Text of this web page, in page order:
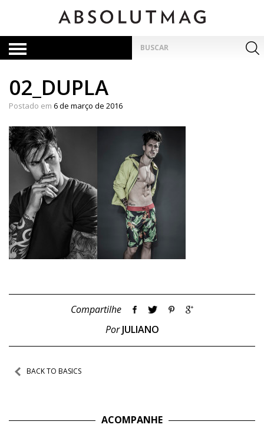
por:
02_DUPLA
Postado em 6 de março de 2016
Compartilhe
PorJULIANO
Navegação
BACK TO BASICS
ACOMPANHE